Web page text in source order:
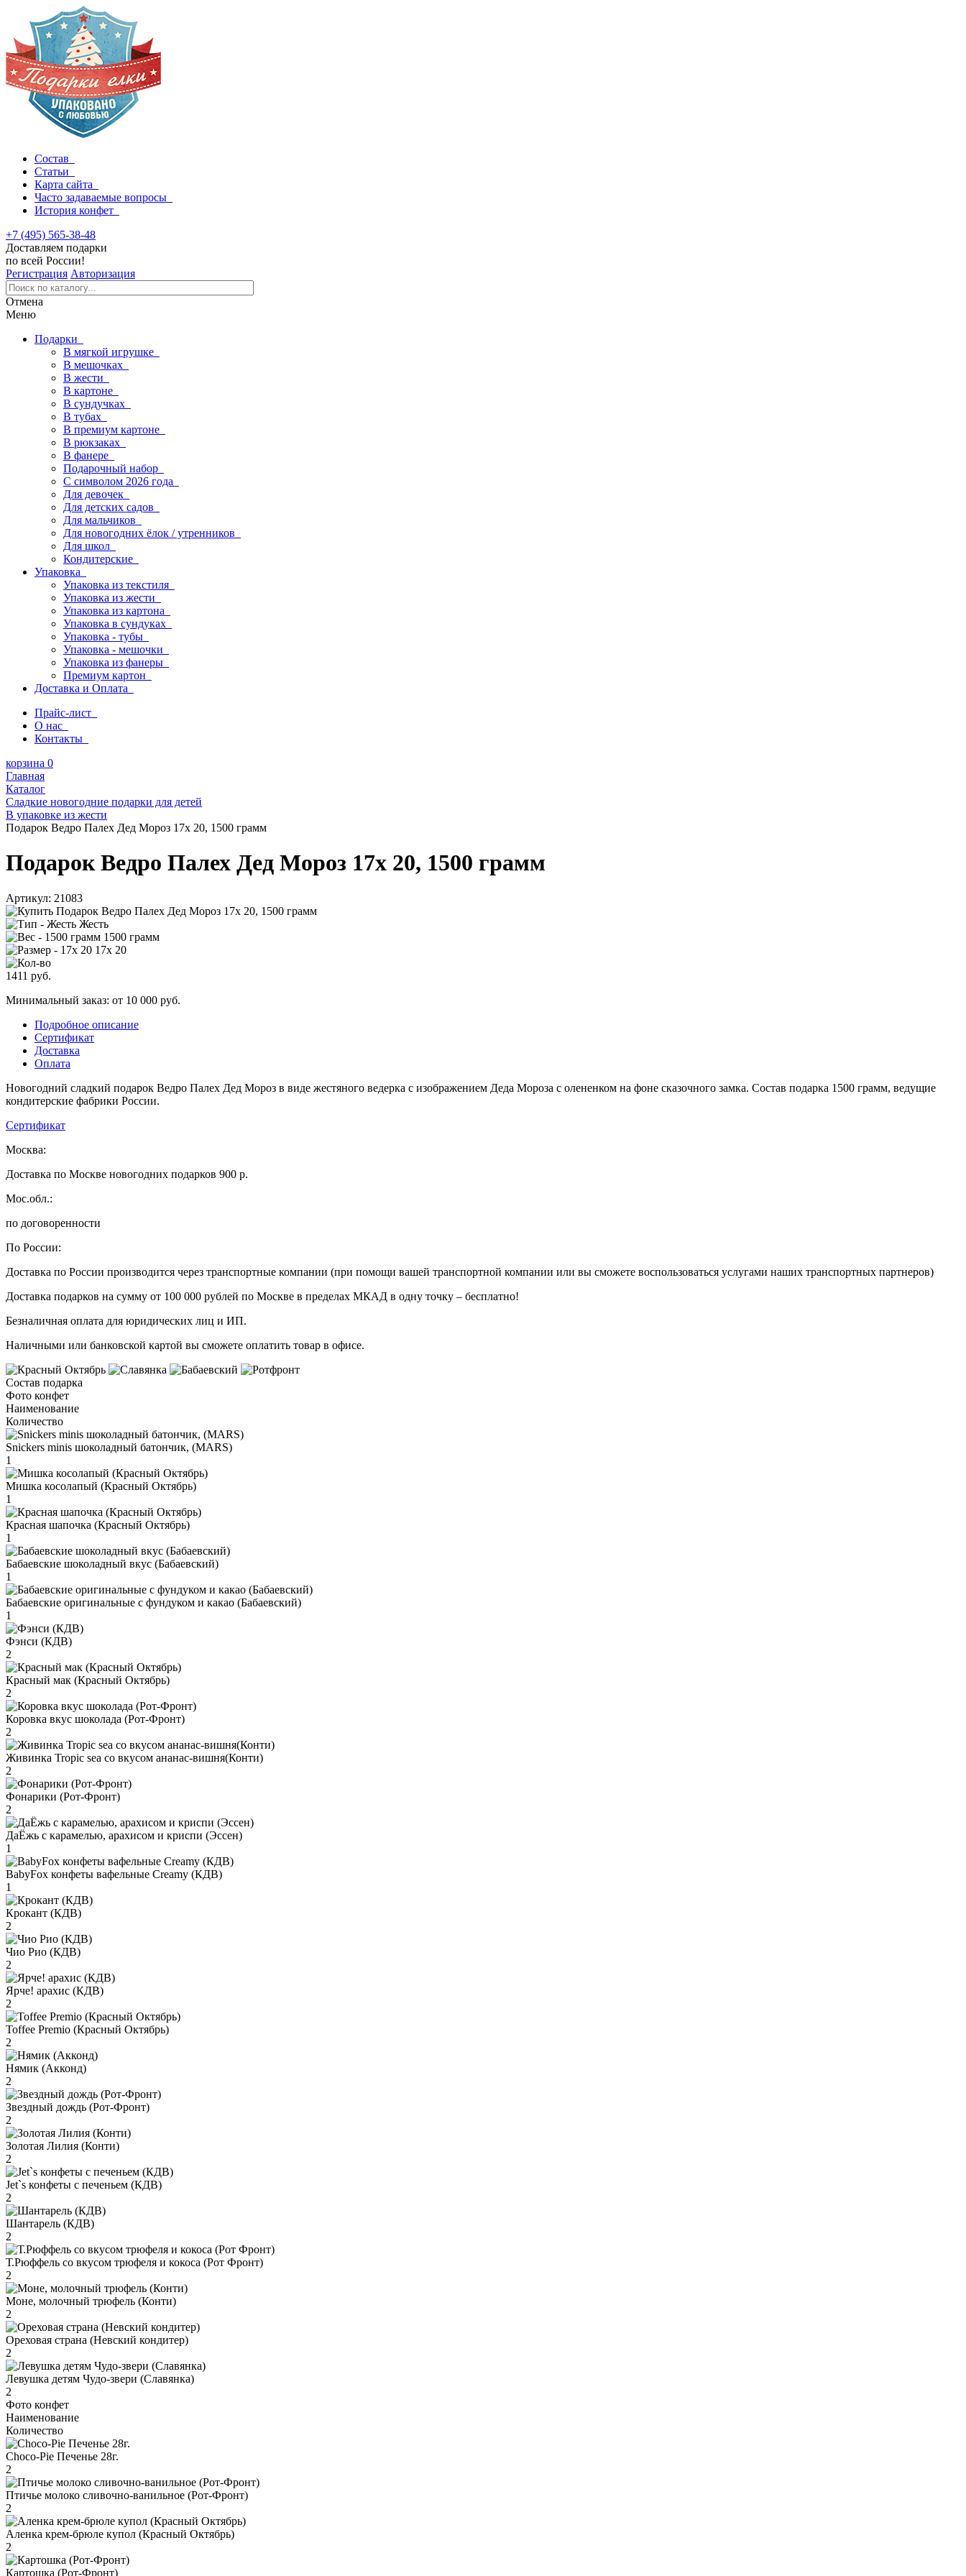
Состав
Статьи
Карта сайта
Часто задаваемые вопросы
История конфет
+7 (495) 565-38-48
Доставляем подарки
по всей России!
Регистрация Авторизация
Отмена
Меню
Подарки
В мягкой игрушке
В мешочках
В жести
В картоне
В сундучках
В тубах
В премиум картоне
В рюкзаках
В фанере
Подарочный набор
С символом 2026 года
Для девочек
Для детских садов
Для мальчиков
Для новогодних ёлок / утренников
Для школ
Кондитерские
Упаковка
Упаковка из текстиля
Упаковка из жести
Упаковка из картона
Упаковка в сундуках
Упаковка - тубы
Упаковка - мешочки
Упаковка из фанеры
Премиум картон
Доставка и Оплата
Прайс-лист
О нас
Контакты
корзина 0
Главная
Каталог
Сладкие новогодние подарки для детей
В упаковке из жести
Подарок Ведро Палех Дед Мороз 17х 20, 1500 грамм
Подарок Ведро Палех Дед Мороз 17х 20, 1500 грамм
Артикул: 21083
Жесть
1500 грамм
17х 20
1411 руб.
Минимальный заказ: от 10 000 руб.
Подробное описание
Сертификат
Доставка
Оплата
Новогодний сладкий подарок Ведро Палех Дед Мороз в виде жестяного ведерка с изображением Деда Мороза с олененком на фоне сказочного замка. Состав подарка 1500 грамм, ведущие
кондитерские фабрики России.
Сертификат
Москва:
Доставка по Москве новогодних подарков 900 р.
Мос.обл.:
по договоренности
По России:
Доставка по России производится через транспортные компании (при помощи вашей транспортной компании или вы сможете воспользоваться услугами наших транспортных партнеров)
Доставка подарков на сумму от 100 000 рублей по Москве в пределах МКАД в одну точку – бесплатно!
Безналичная оплата для юридических лиц и ИП.
Наличными или банковской картой вы сможете оплатить товар в офисе.
Состав подарка
Фото конфет
Наименование
Количество
Snickers minis шоколадный батончик, (MARS)
1
Мишка косолапый (Красный Октябрь)
1
Красная шапочка (Красный Октябрь)
1
Бабаевские шоколадный вкус (Бабаевский)
1
Бабаевские оригинальные с фундуком и какао (Бабаевский)
1
Фэнси (КДВ)
2
Красный мак (Красный Октябрь)
2
Коровка вкус шоколада (Рот-Фронт)
2
Живинка Tropic sea со вкусом ананас-вишня(Конти)
2
Фонарики (Рот-Фронт)
2
ДаЁжь с карамелью, арахисом и криспи (Эссен)
1
BabyFox конфеты вафельные Creamy (КДВ)
1
Крокант (КДВ)
2
Чио Рио (КДВ)
2
Ярче! арахис (КДВ)
2
Toffee Premio (Красный Октябрь)
2
Нямик (Акконд)
2
Звездный дождь (Рот-Фронт)
2
Золотая Лилия (Конти)
2
Jet`s конфеты с печеньем (КДВ)
2
Шантарель (КДВ)
2
Т.Рюффель со вкусом трюфеля и кокоса (Рот Фронт)
2
Моне, молочный трюфель (Конти)
2
Ореховая страна (Невский кондитер)
2
Левушка детям Чудо-звери (Славянка)
2
Фото конфет
Наименование
Количество
Choco-Pie Печенье 28г.
2
Птичье молоко сливочно-ванильное (Рот-Фронт)
2
Аленка крем-брюле купол (Красный Октябрь)
2
Картошка (Рот-Фронт)